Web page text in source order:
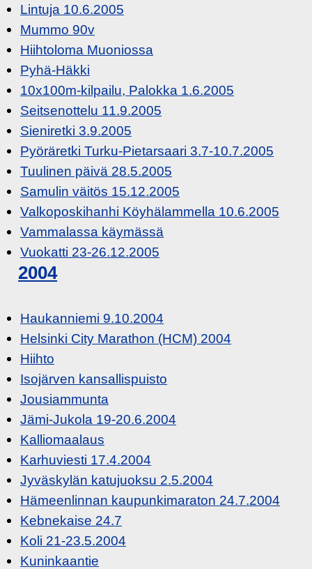
Lintuja 10.6.2005
Mummo 90v
Hiihtoloma Muoniossa
Pyhä-Häkki
10x100m-kilpailu, Palokka 1.6.2005
Seitsenottelu 11.9.2005
Sieniretki 3.9.2005
Pyöräretki Turku-Pietarsaari 3.7-10.7.2005
Tuulinen päivä 28.5.2005
Samulin väitös 15.12.2005
Valkoposkihanhi Köyhälammella 10.6.2005
Vammalassa käymässä
Vuokatti 23-26.12.2005
2004
Haukanniemi 9.10.2004
Helsinki City Marathon (HCM) 2004
Hiihto
Isojärven kansallispuisto
Jousiammunta
Jämi-Jukola 19-20.6.2004
Kalliomaalaus
Karhuviesti 17.4.2004
Jyväskylän katujuoksu 2.5.2004
Hämeenlinnan kaupunkimaraton 24.7.2004
Kebnekaise 24.7
Koli 21-23.5.2004
Kuninkaantie